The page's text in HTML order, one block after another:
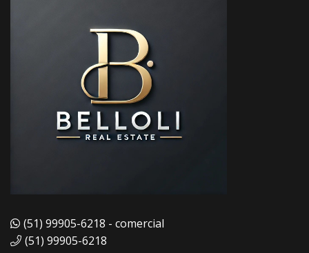
(51) 99905-6218 - comercial
(51) 99905-6218